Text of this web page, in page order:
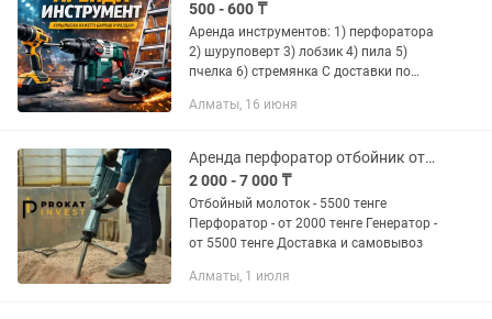
500 - 600 ₸
Аренда инструментов: 1) перфоратора
2) шуруповерт 3) лобзик 4) пила 5)
пчелка 6) стремянка С доставки по
Алматы, 16 июня
Аренда перфоратор отбойник отбойный молоток генератора прокат инструментов
2 000 - 7 000 ₸
Отбойный молоток - 5500 тенге
Перфоратор - от 2000 тенге Генератор -
от 5500 тенге Доставка и самовывоз
Алматы, 1 июля